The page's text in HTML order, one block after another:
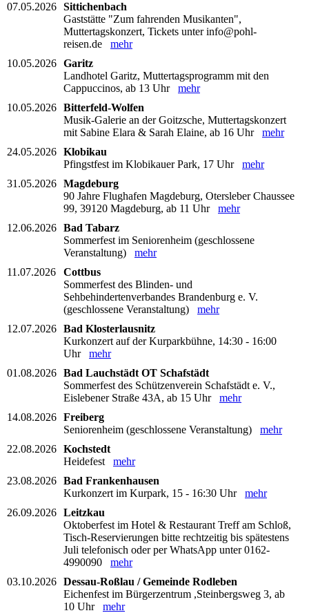
07.05.2026 Sittichenbach
Gaststätte "Zum fahrenden Musikanten",
Muttertagskonzert, Tickets unter info@pohl-
reisen.de mehr
10.05.2026 Garitz
Landhotel Garitz, Muttertagsprogramm mit den
Cappuccinos, ab 13 Uhr mehr
10.05.2026 Bitterfeld-Wolfen
Musik-Galerie an der Goitzsche, Muttertagskonzert
mit Sabine Elara & Sarah Elaine, ab 16 Uhr mehr
24.05.2026 Klobikau
Pfingstfest im Klobikauer Park, 17 Uhr mehr
31.05.2026 Magdeburg
90 Jahre Flughafen Magdeburg, Otersleber Chaussee
99, 39120 Magdeburg, ab 11 Uhr mehr
12.06.2026 Bad Tabarz
Sommerfest im Seniorenheim (geschlossene
Veranstaltung) mehr
11.07.2026
Cottbus
Sommerfest des Blinden- und
Sehbehindertenverbandes Brandenburg e. V.
(geschlossene Veranstaltung) mehr
12.07.2026 Bad Klosterlausnitz
Kurkonzert auf der Kurparkbühne, 14:30 - 16:00
Uhr mehr
01.08.2026 Bad Lauchstädt OT Schafstädt
Sommerfest des Schützenverein Schafstädt e. V.,
Eislebener Straße 43A, ab 15 Uhr mehr
14.08.2026 Freiberg
Seniorenheim (geschlossene Veranstaltung) mehr
22.08.2026 Kochstedt
Heidefest mehr
23.08.2026 Bad Frankenhausen
Kurkonzert im Kurpark, 15 - 16:30 Uhr mehr
26.09.2026 Leitzkau
Oktoberfest im Hotel & Restaurant Treff am Schloß,
Tisch-Reservierungen bitte rechtzeitig bis spätestens
Juli telefonisch oder per WhatsApp unter 0162-
4990090 mehr
03.10.2026 Dessau-Roßlau / Gemeinde Rodleben
Eichenfest im Bürgerzentrum ,Steinbergsweg 3, ab
10 Uhr mehr